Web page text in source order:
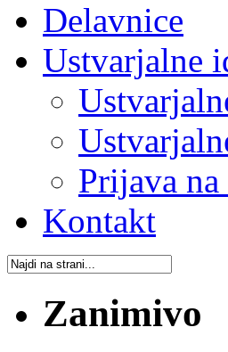
Delavnice
Ustvarjalne
Prijava
Kontakt
Zanimivo